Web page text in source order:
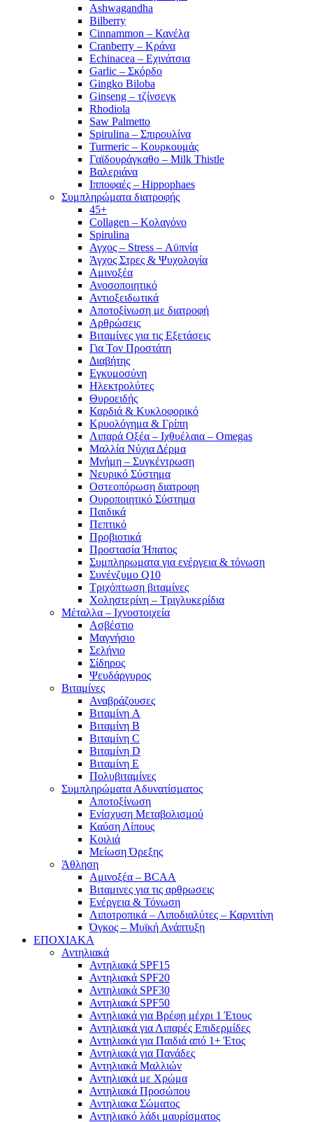
Ashwagandha
Bilberry
Cinnammon – Κανέλα
Cranberry – Κράνα
Echinacea – Εχινάτσια
Garlic – Σκόρδο
Gingko Biloba
Ginseng – τζίνσεγκ
Rhodiola
Saw Palmetto
Spirulina – Σπιρουλίνα
Turmeric – Κουρκουμάς
Γαϊδουράγκαθο – Milk Thistle
Βαλεριάνα
Ιπποφαές – Hippophaes
Συμπληρώματα διατροφής
45+
Collagen – Κολαγόνο
Spirulina
Αγχος – Stress – Αϋπνία
Άγχος Στρες & Ψυχολογία
Αμινοξέα
Ανοσοποιητικό
Αντιοξειδωτικά
Αποτοξίνωση με διατροφή
Αρθρώσεις
Βιταμίνες για τις Εξετάσεις
Για Τον Προστάτη
Διαβήτης
Εγκυμοσύνη
Ηλεκτρολύτες
Θυροειδής
Καρδιά & Κυκλοφορικό
Κρυολόγημα & Γρίπη
Λιπαρά Οξέα – Ιχθυέλαια – Omegas
Μαλλία Νύχια Δέρμα
Μνήμη – Συγκέντρωση
Νευρικό Σύστημα
Οστεοπόρωση διατροφη
Ουροποιητικό Σύστημα
Παιδικά
Πεπτικό
Προβιοτικά
Προστασία Ήπατος
Συμπληρωματα για ενέργεια & τόνωση
Συνένζυμο Q10
Τριχόπτωση βιταμίνες
Χοληστερίνη – Τριγλυκερίδια
Μέταλλα – Ιχνοστοιχεία
Ασβέστιο
Μαγνήσιο
Σελήνιο
Σίδηρος
Ψευδάργυρος
Βιταμίνες
Αναβράζουσες
Βιταμίνη A
Βιταμίνη B
Βιταμίνη C
Βιταμίνη D
Βιταμίνη E
Πολυβιταμίνες
Συμπληρώματα Αδυνατίσματος
Αποτοξίνωση
Ενίσχυση Μεταβολισμού
Καύση Λίπους
Κοιλιά
Μείωση Όρεξης
Άθληση
Αμινοξέα – BCAA
Βιταμινες για τις αρθρωσεις
Ενέργεια & Τόνωση
Λιποτροπικά – Λιποδιαλύτες – Καρνιτίνη
Όγκος – Μυϊκή Ανάπτυξη
ΕΠΟΧΙΑΚΑ
Αντηλιακά
Αντηλιακά SPF15
Αντηλιακά SPF20
Αντηλιακά SPF30
Αντηλιακά SPF50
Αντηλιακά για Βρέφη μέχρι 1 Έτους
Αντηλιακά για Λιπαρές Επιδερμίδες
Αντηλιακά για Παιδιά από 1+ Έτος
Αντηλιακά για Πανάδες
Αντηλιακά Μαλλιών
Αντηλιακά με Χρώμα
Αντηλιακά Προσώπου
Αντηλιακα Σώματος
Αντηλιακό λάδι μαυρίσματος